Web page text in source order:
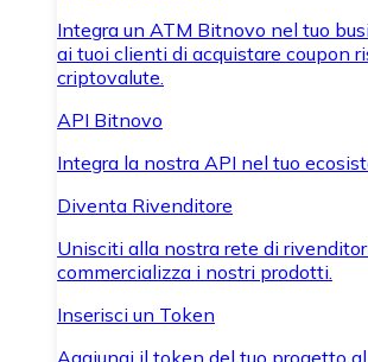
Integra un ATM Bitnovo nel tuo
ai tuoi clienti di acquistare coupon
criptovalute.
API Bitnovo
Integra la nostra API nel tuo
Diventa Rivenditore
Unisciti alla nostra rete di
commercializza i nostri prodotti.
Inserisci un Token
Aggiungi il token del tuo progetto